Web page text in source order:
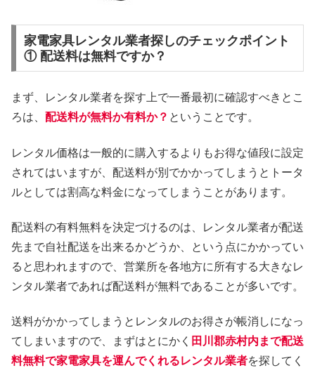
家電家具レンタル業者探しのチェックポイント
① 配送料は無料ですか？
まず、レンタル業者を探す上で一番最初に確認すべきとこ
ろは、 配送料が無料か有料か？ ということです。
レンタル価格は一般的に購入するよりもお得な値段に設定
されてはいますが、配送料が別でかかってしまうとトータ
ルとしては割高な料金になってしまうことがあります。
配送料の有料無料を決定づけるのは、レンタル業者が配送
先まで自社配送を出来るかどうか、という点にかかってい
ると思われますので、営業所を各地方に所有する大きなレ
ンタル業者であれば配送料が無料であることが多いです。
送料がかかってしまうとレンタルのお得さが帳消しになっ
てしまいますので、まずはとにかく 田川郡赤村内まで配送
料無料で家電家具を運んでくれるレンタル業者を探してく